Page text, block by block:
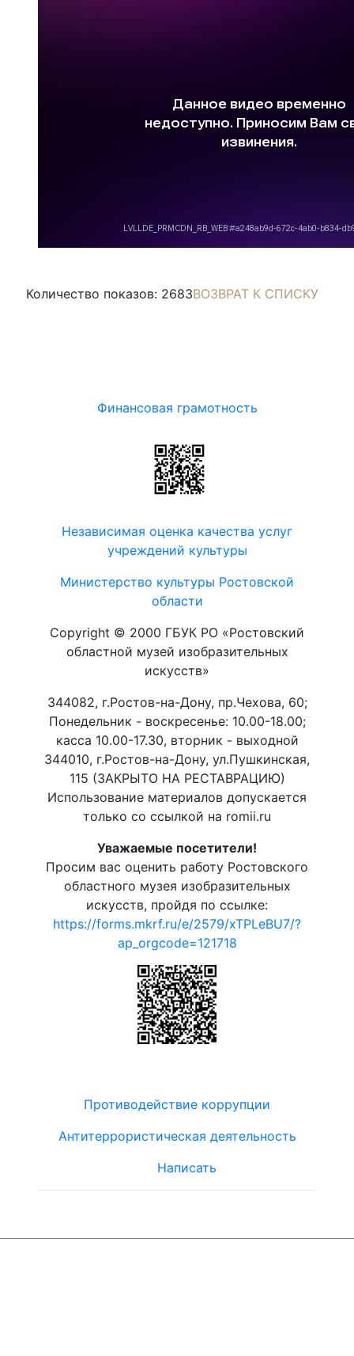
Количество показов: 2683ВОЗВРАТ К СПИСКУ
Финансовая грамотность
Независимая оценка качества услуг
учреждений культуры
Министерство культуры Ростовской
области
Copyright © 2000 ГБУК РО «Ростовский
областной музей изобразительных
искусств»
344082, г.Ростов-на-Дону, пр.Чехова, 60;
Понедельник - воскресенье: 10.00-18.00;
касса 10.00-17.30, вторник - выходной
344010, г.Ростов-на-Дону, ул.Пушкинская,
115 (ЗАКРЫТО НА РЕСТАВРАЦИЮ)
Использование материалов допускается
только со ссылкой на romii.ru
Уважаемые посетители!
Просим вас оценить работу Ростовского
областного музея изобразительных
искусств, пройдя по ссылке:
https://forms.mkrf.ru/e/2579/xTPLeBU7/?
ap_orgcode=121718
Противодействие коррупции
Антитеррористическая деятельность
Написать